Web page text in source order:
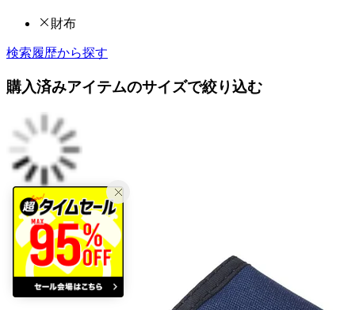
財布
検索履歴から探す
購入済みアイテムのサイズで絞り込む